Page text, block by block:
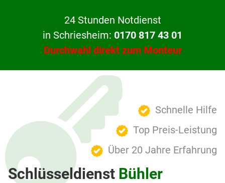
24 Stunden Notdienst
in Schriesheim: 0170 817 43 01
Durchwahl direkt zum Monteur
Schnelle Hilfe
Top Preis-Leistung
Über 20 Jahre Erfahrung
Schlüsseldienst Bühler